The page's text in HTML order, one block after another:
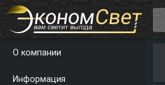
О компании
Информация